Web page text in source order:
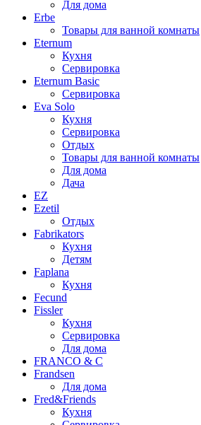
Для дома
Erbe
Товары для ванной комнаты
Eternum
Кухня
Сервировка
Eternum Basic
Сервировка
Eva Solo
Кухня
Сервировка
Отдых
Товары для ванной комнаты
Для дома
Дача
EZ
Ezetil
Отдых
Fabrikators
Кухня
Детям
Faplana
Кухня
Fecund
Fissler
Кухня
Сервировка
Для дома
FRANCO & C
Frandsen
Для дома
Fred&Friends
Кухня